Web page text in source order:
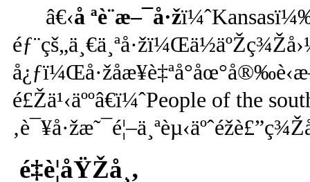
â€‹å ªè¨æ–¯å·ž
é£Žä¹‹äººâ€ï¼ˆPeople of the
é‡è¦åŸŽå¸‚